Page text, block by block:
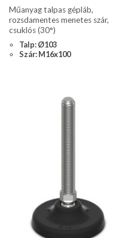
Műanyag talpas gépláb,
rozsdamentes menetes szár,
csuklós (30°)
Talp: Ø103
Szár: M16x100